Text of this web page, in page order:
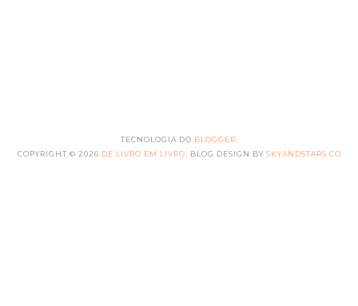
TECNOLOGIA DO BLOGGER
COPYRIGHT © 2026 DE LIVRO EM LIVRO . BLOG DESIGN BY SKYANDSTARS.CO